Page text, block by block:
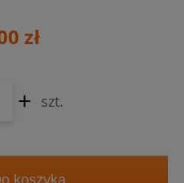
zł
+ szt.
koszyka